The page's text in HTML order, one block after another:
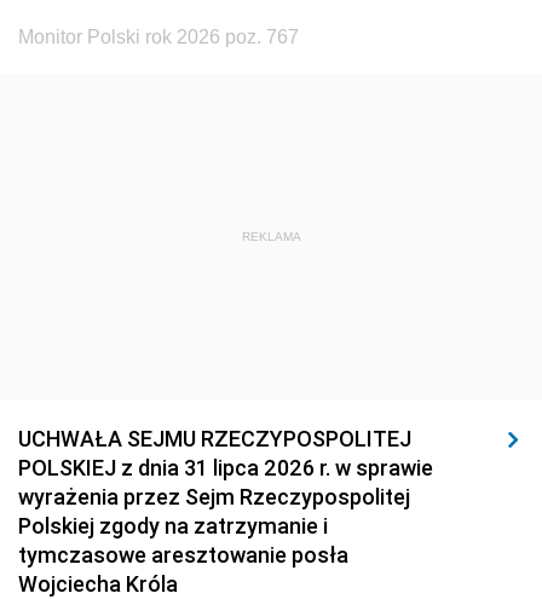
Monitor Polski rok 2026 poz. 767
REKLAMA
UCHWAŁA SEJMU RZECZYPOSPOLITEJ
POLSKIEJ z dnia 31 lipca 2026 r. w sprawie
wyrażenia przez Sejm Rzeczypospolitej
Polskiej zgody na zatrzymanie i
tymczasowe aresztowanie posła
Wojciecha Króla